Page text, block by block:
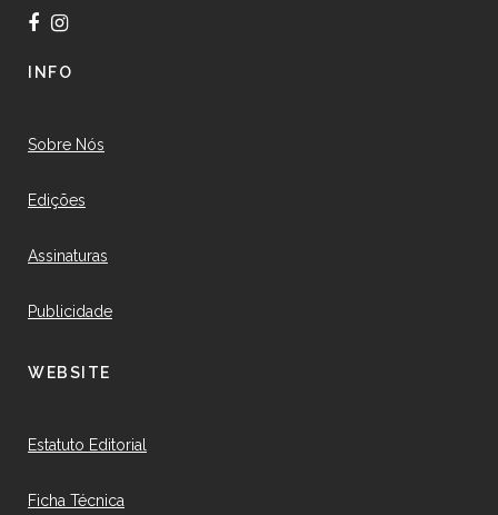
INFO
Sobre Nós
Edições
Assinaturas
Publicidade
WEBSITE
Estatuto Editorial
Ficha Técnica